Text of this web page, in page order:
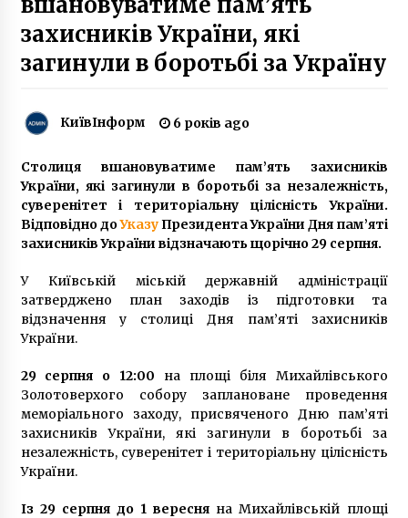
7 років ago
В Україні дозволили щеплення дітей віком від
12 років, а також ревакцинацію дорослих.
Історія про незаконно зруйнований дім
7 років ago
Переможниця Євробачення презентувала
кліп, знятий в столиці України (ВІДЕО)
8 років ago
У Чорнобильській зоні через пожежі
перекрито два КПП, евакуйовано селище
В столиці викрили банду квартирних злодіїв,
яку створили поліцейські
6 років ago
захисників України, які
загинули в боротьбі за Україну
КиївІнформ 6 років ago
Столиця вшановуватиме пам’ять захисників
України, які загинули в боротьбі за незалежність,
суверенітет і територіальну цілісність України.
Відповідно доУказуПрезидента України Дня пам’яті
захисників України відзначають щорічно 29 серпня.
У Київській міській державній адміністрації
затверджено план заходів із підготовки та
відзначення у столиці Дня пам’яті захисників
України.
29 серпня о 12:00 на площі біля Михайлівського
Золотоверхого собору заплановане проведення
меморіального заходу, присвяченого Дню пам’яті
захисників України, які загинули в боротьбі за
незалежність, суверенітет і територіальну цілісність
України.
Із 29 серпня до 1 вересня на Михайлівській площі